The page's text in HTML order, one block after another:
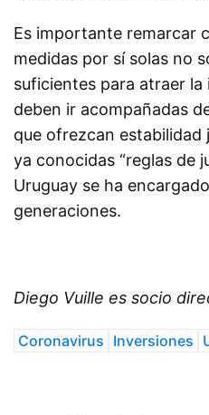
Es importante remarcar
medidas por sí solas no
suficientes para atraer la
deben ir acompañadas
que ofrezcan estabilidad
ya conocidas “reglas de
Uruguay se ha
generaciones.
Diego Vuille es socio
Coronavirus Inversiones